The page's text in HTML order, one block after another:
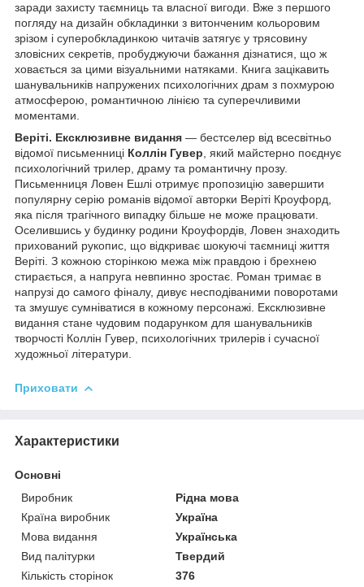
заради захисту таємниць та власної вигоди. Вже з першого
погляду на дизайн обкладинки з витонченим кольоровим
зрізом і суперобкладинкою читачів затягує у трясовину
зловісних секретів, пробуджуючи бажання дізнатися, що ж
ховається за цими візуальними натяками. Книга зацікавить
шанувальників напружених психологічних драм з похмурою
атмосферою, романтичною лінією та суперечливими
моментами.
Веріті. Ексклюзивне видання — бестселер від всесвітньо
відомої письменниці Коллін Гувер , який майстерно поєднує
психологічний трилер, драму та романтичну прозу.
Письменниця Ловен Ешлі отримує пропозицію завершити
популярну серію романів відомої авторки Веріті Кроуфорд,
яка після трагічного випадку більше не може працювати.
Оселившись у будинку родини Кроуфордів, Ловен знаходить
прихований рукопис, що відкриває шокуючі таємниці життя
Веріті. З кожною сторінкою межа між правдою і брехнею
стирається, а напруга невпинно зростає. Роман тримає в
напрузі до самого фіналу, дивує несподіваними поворотами
та змушує сумніватися в кожному персонажі. Ексклюзивне
видання стане чудовим подарунком для шанувальників
творчості Коллін Гувер, психологічних трилерів і сучасної
художньої літератури.
Приховати
Характеристики
Основні
Виробник
Рідна мова
Країна виробник
Україна
Мова видання
Українська
Вид палітурки
Твердий
Кількість сторінок
376